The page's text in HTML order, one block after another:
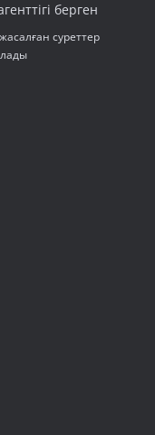
берген
суреттер